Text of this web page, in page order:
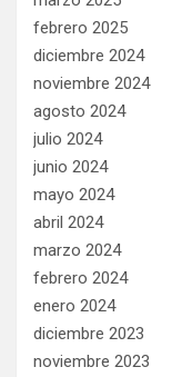
febrero 2025
diciembre 2024
noviembre 2024
agosto 2024
julio 2024
junio 2024
mayo 2024
abril 2024
marzo 2024
febrero 2024
enero 2024
diciembre 2023
noviembre 2023